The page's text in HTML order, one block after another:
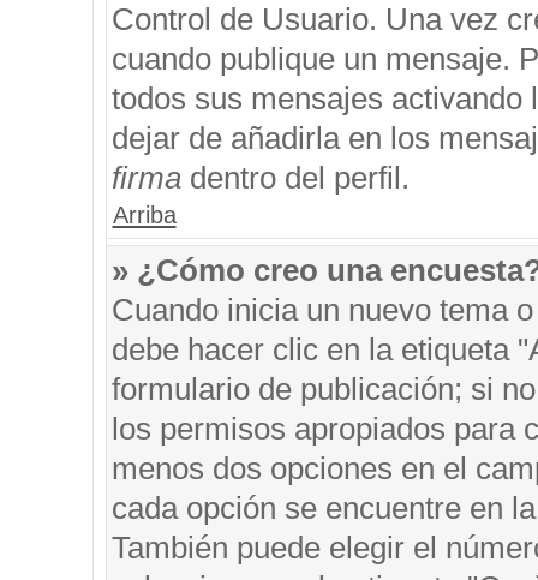
Control de Usuario. Una vez
cuando publique un mensaje.
todos sus mensajes
dejar de añadirla en los
firmadentro del perfil.
Arriba
» ¿Cómo creo una
Cuando inicia un nuevo tema
debe hacer clic en la etiqueta
formulario de publicación; si
los permisos apropiados para
menos dos opciones en el
cada opción se encuentre en
También puede elegir el